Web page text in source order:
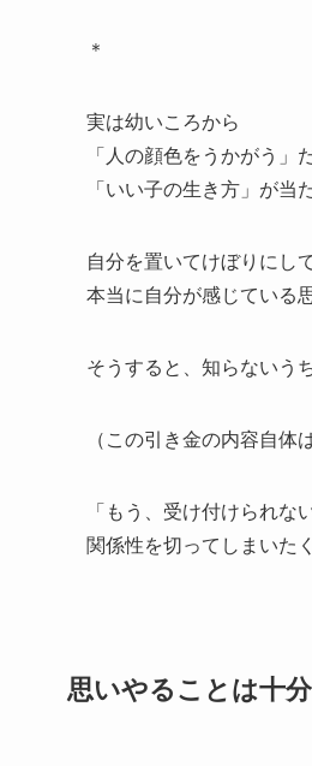
＊
実は幼いころから
「人の顔色をうかがう
「いい子の生き方」が
自分を置いてけぼりにし
本当に自分が感じている
そうすると、知らないう
（この引き金の内容自
「もう、受け付けられな
関係性を切ってしまいた
思いやることは十